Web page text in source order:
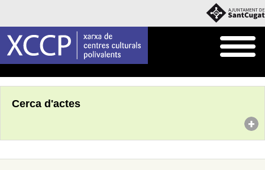
Cerca d'actes